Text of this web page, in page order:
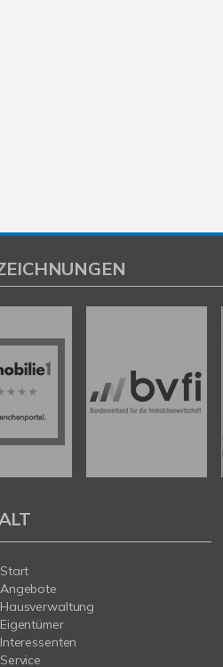
Start
Angebote
Hausverwaltung
Eigentümer
Interessenten
Service